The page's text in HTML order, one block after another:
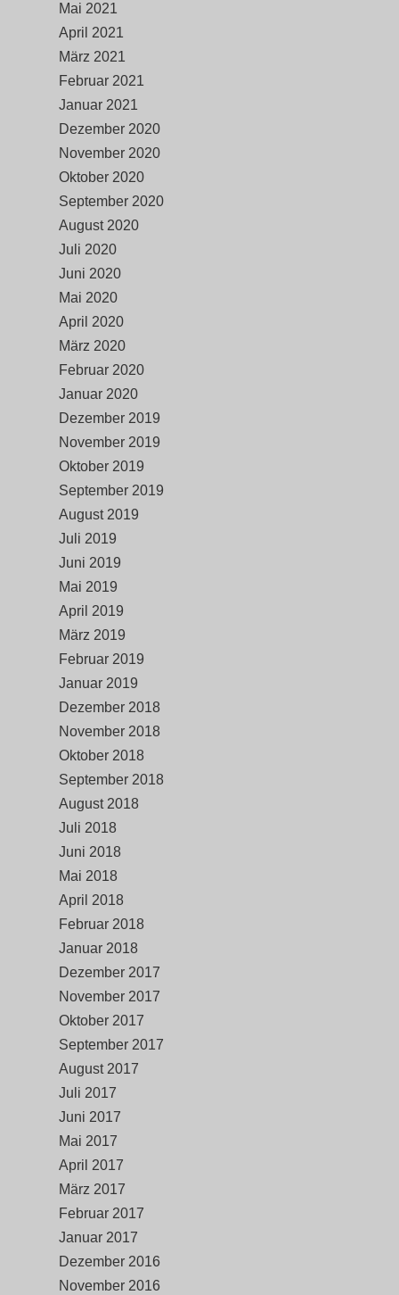
Mai 2021
April 2021
März 2021
Februar 2021
Januar 2021
Dezember 2020
November 2020
Oktober 2020
September 2020
August 2020
Juli 2020
Juni 2020
Mai 2020
April 2020
März 2020
Februar 2020
Januar 2020
Dezember 2019
November 2019
Oktober 2019
September 2019
August 2019
Juli 2019
Juni 2019
Mai 2019
April 2019
März 2019
Februar 2019
Januar 2019
Dezember 2018
November 2018
Oktober 2018
September 2018
August 2018
Juli 2018
Juni 2018
Mai 2018
April 2018
Februar 2018
Januar 2018
Dezember 2017
November 2017
Oktober 2017
September 2017
August 2017
Juli 2017
Juni 2017
Mai 2017
April 2017
März 2017
Februar 2017
Januar 2017
Dezember 2016
November 2016